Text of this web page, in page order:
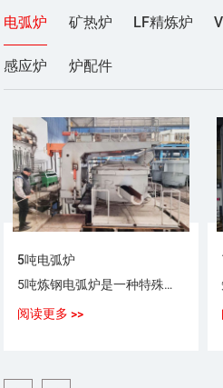
电弧炉 矿热炉 LF精炼炉
感应炉 炉配件
5吨电弧炉
5吨炼钢电弧炉是一种特殊用途以电弧为热源，以废钢（铁）为原料，生产普通钢、优质碳素钢、合金钢、不锈钢的设备。
阅读更多 >>